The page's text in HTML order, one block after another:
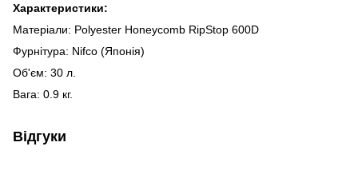
Характеристики:
Матеріали: Polyester Honeycomb RipStop 600D
Фурнітура: Nifco (Японія)
Об'єм: 30 л.
Вага: 0.9 кг.
Відгуки